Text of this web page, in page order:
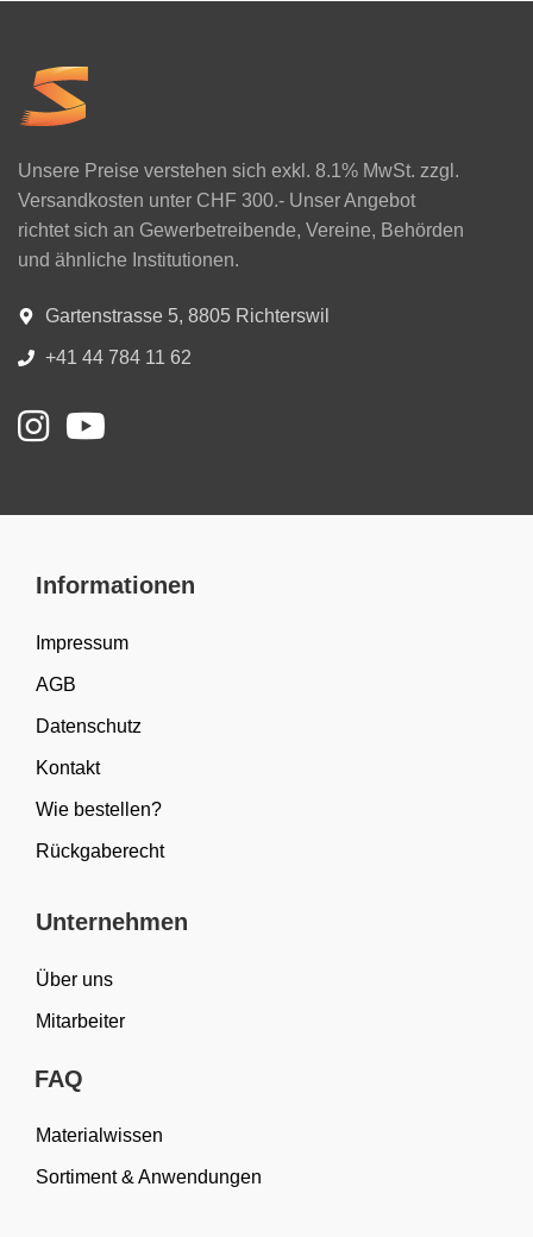
Unsere Preise verstehen sich exkl. 8.1% MwSt. zzgl.
Versandkosten unter CHF 300.- Unser Angebot
richtet sich an Gewerbetreibende, Vereine, Behörden
und ähnliche Institutionen.
Gartenstrasse 5, 8805 Richterswil
+41 44 784 11 62
Informationen
Impressum
AGB
Datenschutz
Kontakt
Wie bestellen?
Rückgaberecht
Unternehmen
Über uns
Mitarbeiter
FAQ
Materialwissen
Sortiment & Anwendungen